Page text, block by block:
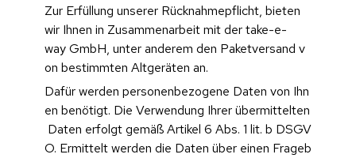
Zur Erfüllung unserer Rücknahmepflicht, bieten
wir Ihnen in Zusammenarbeit mit der take-e-
way GmbH, unter anderem den Paketversand v
on bestimmten Altgeräten an.
Dafür werden personenbezogene Daten von Ihn
en benötigt. Die Verwendung Ihrer übermittelten
Daten erfolgt gemäß Artikel 6 Abs. 1 lit. b DSGV
O. Ermittelt werden die Daten über einen Frageb